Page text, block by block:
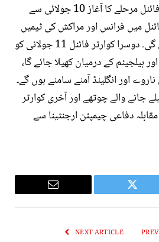
فیفا ورلڈ کپ کے کوارٹر فائنل مرحلے کا آغاز 10 جولائی سے
میں فرانس اور مراکش کی ٹیمیں
بوسٹن میں مدمقابل ہوں گی۔ دوسرا کوارٹر فائنل 11 جولائی کو
بیلجیئم کے درمیان کھیلا جائے گا،
اور انگلینڈ آمنے سامنے ہوں گے۔
جانے والے چوتھے اور آخری کوارٹر
دفاعی چیمپئن ارجنٹینا سے
Twitter
Email
NEXT ARTICLE